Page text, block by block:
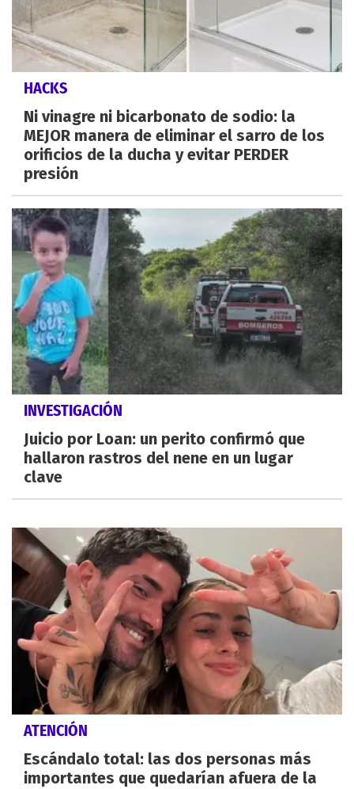
HACKS
Ni vinagre ni bicarbonato de sodio: la
MEJOR manera de eliminar el sarro de los
orificios de la ducha y evitar PERDER
presión
INVESTIGACIÓN
Juicio por Loan: un perito confirmó que
hallaron rastros del nene en un lugar
clave
ATENCIÓN
Escándalo total: las dos personas más
importantes que quedarían afuera de la